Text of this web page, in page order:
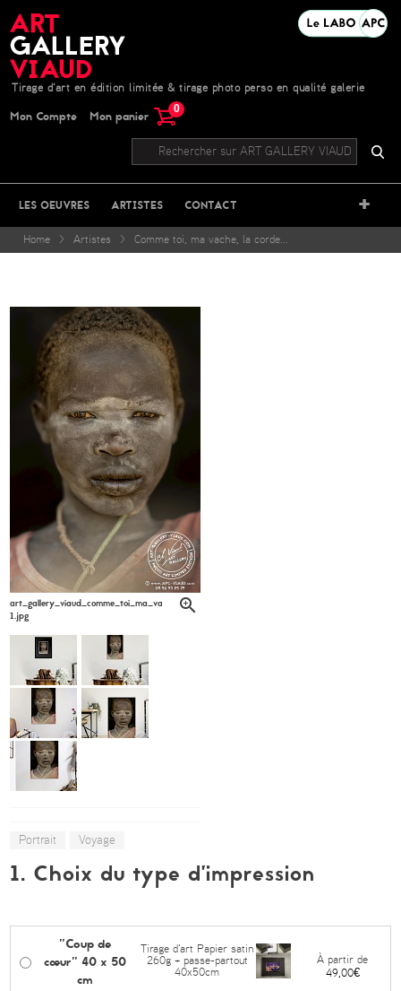
Tirage d'art en édition limitée & tirage photo perso en qualité galerie
Mon Compte Mon panier 0
LES OEUVRES ARTISTES CONTACT +
Home > Artistes > Comme toi, ma vache, la corde...
art_gallery_viaud_comme_toi_ma_vache_la_corde_patrick_labarrere6-
1.jpg
Portrait Voyage
1. Choix du type d’impression
"Coup de
cœur" 40 x 50
cm
Tirage d'art Papier satin
260g + passe-partout
40x50cm
À partir de
49,00€